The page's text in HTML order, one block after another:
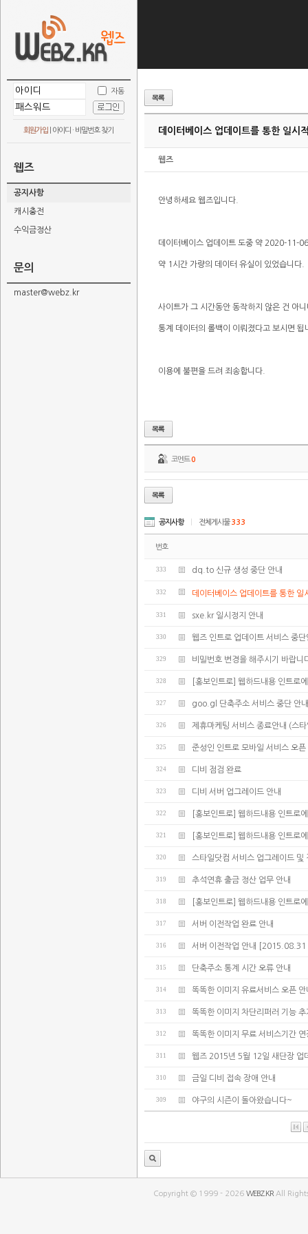
자동
회원가입 아이디 · 비밀번호 찾기
웹즈
공지사항
캐시충전
수익금정산
문의
master@webz.kr
데이터베이스 업데이트를 통한 일시
웹즈
안녕하세요 웹즈입니다.
데이터베이스 업데이트 도중 약 2020-11-
약 1시간 가량의 데이터 유실이 있었습니다.
사이트가 그 시간동안 동작하지 않은 건 아
통계 데이터의 롤백이 이뤄졌다고 보시면 됩
이용에 불편을 드려 죄송합니다.
코멘트0
공지사항 전체게시물333
번호
333 dq.to 신규 생성 중단 안내
332 데이터베이스 업데이트를 통한 일
331 sxe.kr 일시정지 안내
330 웹즈 인트로 업데이트 서비스 중단
329 비밀번호 변경을 해주시기 바랍니
328 [홍보인트로] 웹하드내용 인트로
327 goo.gl 단축주소 서비스 중단 안내
326 제휴마케팅 서비스 종료안내 (스
325 준성인 인트로 모바일 서비스 오픈
324 디비 점검 완료
323 디비 서버 업그레이드 안내
322 [홍보인트로] 웹하드내용 인트로
321 [홍보인트로] 웹하드내용 인트로
320 스타일닷컴 서비스 업그레이드 및
319 추석연휴 출금 정산 업무 안내
318 [홍보인트로] 웹하드내용 인트로
317 서버 이전작업 완료 안내
316 서버 이전작업 안내
315 단축주소 통계 시간 오류 안내
314 똑똑한 이미지 유료서비스 오픈 안
313 똑똑한 이미지 차단리퍼러 기능 추
312 똑똑한 이미지 무료 서비스기간 연
311 웹즈 2015년 5월 12일 새단장 업
310 금일 디비 접속 장애 안내
309 야구의 시즌이 돌아왔습니다~
Copyright © 1999 - 2026WEBZ.KR All